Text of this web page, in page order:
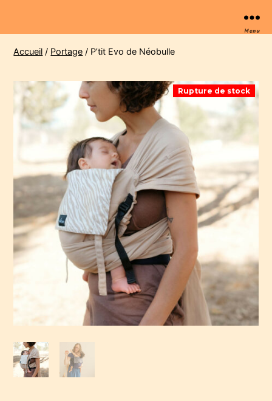
Menu
Accueil / Portage / P’tit Evo de Néobulle
Rupture de stock